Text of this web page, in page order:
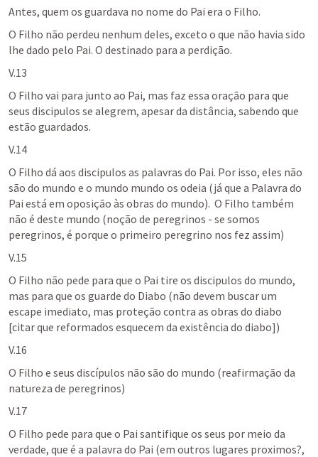
Antes, quem os guardava no nome do Pai era o Filho.
O Filho não perdeu nenhum deles, exceto o que não havia sido
lhe dado pelo Pai. O destinado para a perdição.
V.13
O Filho vai para junto ao Pai, mas faz essa oração para que
seus discipulos se alegrem, apesar da distância, sabendo que
estão guardados.
V.14
O Filho dá aos discipulos as palavras do Pai. Por isso, eles não
são do mundo e o mundo mundo os odeia (já que a Palavra do
Pai está em oposição às obras do mundo).  O Filho também
não é deste mundo (noção de peregrinos - se somos
peregrinos, é porque o primeiro peregrino nos fez assim)
V.15
O Filho não pede para que o Pai tire os discipulos do mundo,
mas para que os guarde do Diabo (não devem buscar um
escape imediato, mas proteção contra as obras do diabo
[citar que reformados esquecem da existência do diabo])
V.16
O Filho e seus discípulos não são do mundo (reafirmação da
natureza de peregrinos)
V.17
O Filho pede para que o Pai santifique os seus por meio da
verdade, que é a palavra do Pai (em outros lugares proximos?,